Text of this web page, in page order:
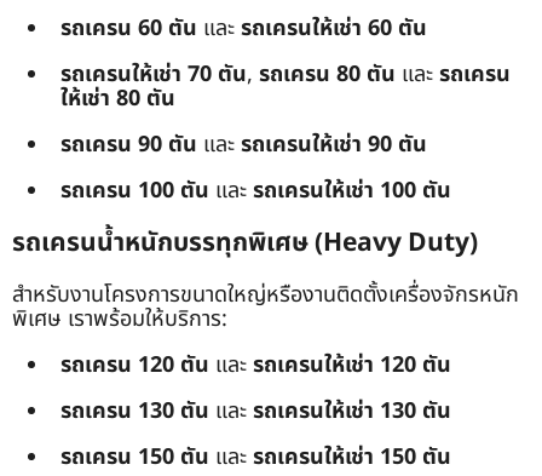
รถเครน 60 ตัน และรถเครนให้เช่า 60 ตัน
รถเครนให้เช่า 70 ตัน, รถเครน 80 ตัน และรถเครน
ให้เช่า 80 ตัน
รถเครน 90 ตัน และรถเครนให้เช่า 90 ตัน
รถเครน 100 ตัน และรถเครนให้เช่า 100 ตัน
รถเครนน้ำหนักบรรทุกพิเศษ (Heavy Duty)
สำหรับงานโครงการขนาดใหญ่หรืองานติดตั้งเครื่องจักรหนัก
พิเศษ เราพร้อมให้บริการ:
รถเครน 120 ตัน และรถเครนให้เช่า 120 ตัน
รถเครน 130 ตัน และรถเครนให้เช่า 130 ตัน
รถเครน 150 ตัน และรถเครนให้เช่า 150 ตัน